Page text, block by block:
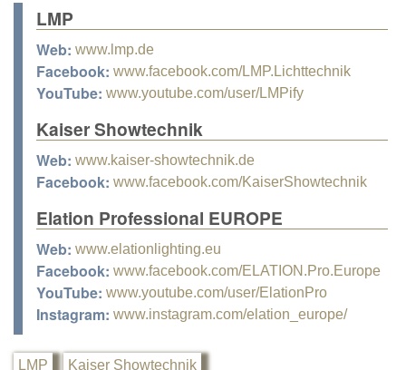
LMP
Web: www.lmp.de
Facebook: www.facebook.com/LMP.Lichttechnik
YouTube: www.youtube.com/user/LMPify
Kaiser Showtechnik
Web: www.kaiser-showtechnik.de
Facebook: www.facebook.com/KaiserShowtechnik
Elation Professional EUROPE
Web: www.elationlighting.eu
Facebook: www.facebook.com/ELATION.Pro.Europe
YouTube: www.youtube.com/user/ElationPro
Instagram: www.instagram.com/elation_europe/
LMP Kaiser Showtechnik